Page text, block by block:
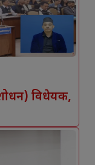
विधेयक,